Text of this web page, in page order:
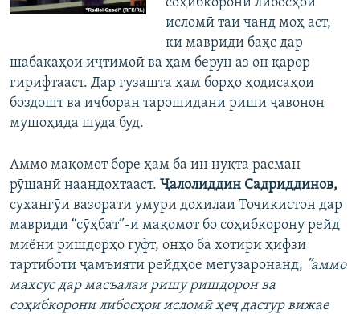
исломӣ таи чанд моҳ аст,
ки мавриди баҳс дар
шабакаҳои иҷтимоӣ ва ҳам берун аз он қарор
гирифтааст. Дар гузашта ҳам борҳо ҳодисаҳои
боздошт ва иҷборан тарошидани риши ҷавонон
мушоҳида шуда буд.
Аммо мақомот боре ҳам ба ин нуқта расман
рӯшанӣ наандохтааст. Ҷалолиддин Садриддинов,
сухангӯи вазорати умури дохилаи Тоҷикистон дар
мавриди “сӯҳбат”-и мақомот бо соҳибкорону рейд
миёни ришдорҳо гуфт, онҳо ба хотири ҳифзи
тартиботи ҷамъияти рейдҳое мегузаронанд, ”аммо
махсус дар масъалаи ришу ришдорон ва
соҳибкорони либосҳои исломӣ ҳеҷ дастур вижае